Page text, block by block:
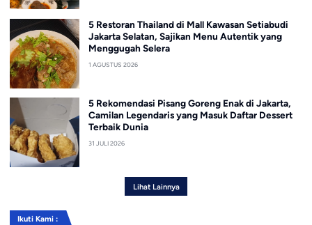
5 Restoran Thailand di Mall Kawasan Setiabudi
Jakarta Selatan, Sajikan Menu Autentik yang
Menggugah Selera
1 AGUSTUS 2026
5 Rekomendasi Pisang Goreng Enak di Jakarta,
Camilan Legendaris yang Masuk Daftar Dessert
Terbaik Dunia
31 JULI 2026
Lihat Lainnya
Ikuti Kami :